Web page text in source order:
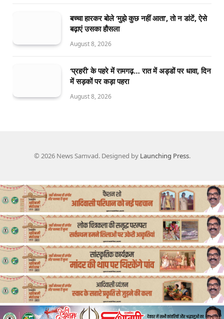
बच्चा हारकर बोले ‘मुझे कुछ नहीं आता’, तो न डांटें, ऐसे
बढ़ाएं उसका हौसला
August 8, 2026
‘प्रहरी’ के पहरे में रामगढ़… रात में अड्डों पर धावा, दिन
में सड़कों पर कड़ा पहरा
August 8, 2026
© 2026 News Samvad. Designed by Launching Press.